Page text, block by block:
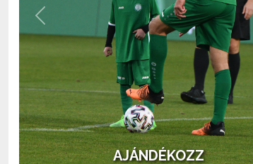
AJÁNDÉKOZZ
Previous